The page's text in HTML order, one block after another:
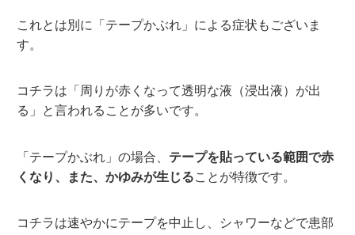
これとは別に「テープかぶれ」による症状もございま
す。
コチラは「周りが赤くなって透明な液（浸出液）が出
る」と言われることが多いです。
「テープかぶれ」の場合、 テープを貼っている範囲で赤
くなり、また、かゆみが生じることが特徴です。
コチラは速やかにテープを中止し、シャワーなどで患部